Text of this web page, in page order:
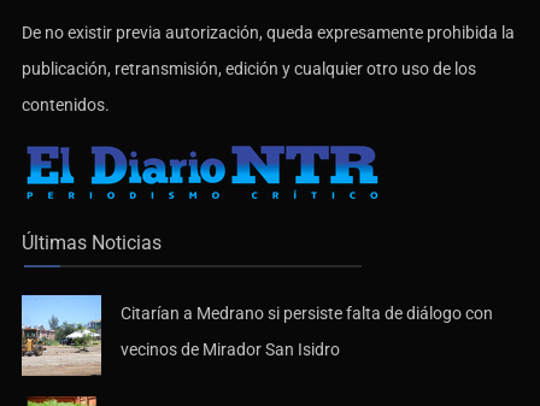
De no existir previa autorización, queda expresamente prohibida la
publicación, retransmisión, edición y cualquier otro uso de los
contenidos.
Últimas Noticias
Citarían a Medrano si persiste falta de diálogo con
vecinos de Mirador San Isidro